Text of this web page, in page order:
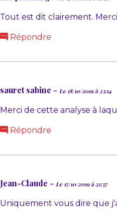
Tout est dit clairement.
Répondre
sauret sabine - Le 18/10/2019 à 23:14
Merci de cette analyse à
Répondre
Jean-Claude - Le 17/10/2019 à 21:37
Uniquement vous dire que